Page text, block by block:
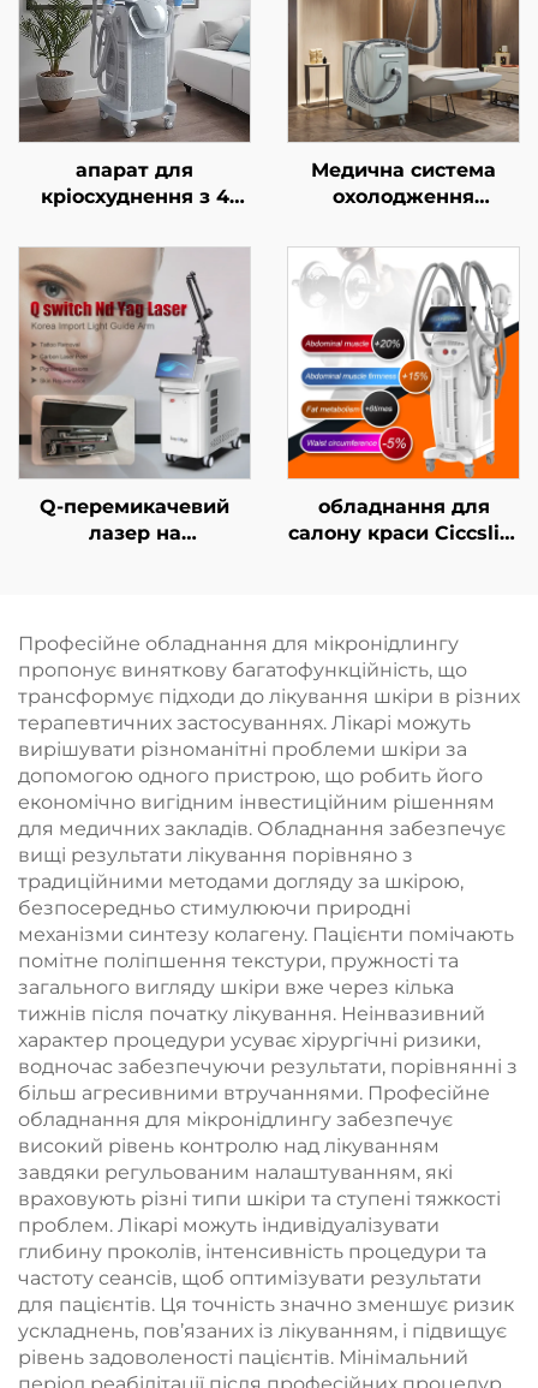
апарат для
кріосхуднення з 4
змінними насадками,
технологія
охолодження на 360°,
кріотерапія для
зниження ваги та
косметичних
процедур
Медична система
охолодження
для естетичних
лазерів, знеболення
та епідермального
захисту, безперервне
безконтактне
використання в
клініці
Q-перемикачевий
лазер на
обладнання для
салону краси Ciccslim
ручки
Професійне обладнання для мікронідлингу
пропонує виняткову багатофункційність, що
трансформує підходи до лікування шкіри в різних
терапевтичних застосуваннях. Лікарі можуть
вирішувати різноманітні проблеми шкіри за
допомогою одного пристрою, що робить його
економічно вигідним інвестиційним рішенням
для медичних закладів. Обладнання забезпечує
вищі результати лікування порівняно з
традиційними методами догляду за шкірою,
безпосередньо стимулюючи природні
механізми синтезу колагену. Пацієнти помічають
помітне поліпшення текстури, пружності та
загального вигляду шкіри вже через кілька
тижнів після початку лікування. Неінвазивний
характер процедури усуває хірургічні ризики,
водночас забезпечуючи результати, порівнянні з
більш агресивними втручаннями. Професійне
обладнання для мікронідлингу забезпечує
високий рівень контролю над лікуванням
завдяки регульованим налаштуванням, які
враховують різні типи шкіри та ступені тяжкості
проблем. Лікарі можуть індивідуалізувати
глибину проколів, інтенсивність процедури та
частоту сеансів, щоб оптимізувати результати
для пацієнтів. Ця точність значно зменшує ризик
ускладнень, пов’язаних із лікуванням, і підвищує
рівень задоволеності пацієнтів. Мінімальний